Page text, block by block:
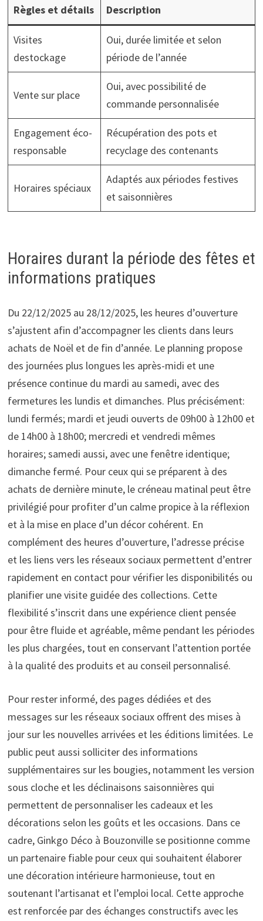
Règles et détails Description
Visites
destockage
Oui, durée limitée et selon
période de l’année
Vente sur place
Oui, avec possibilité de
commande personnalisée
Engagement éco-
responsable
Récupération des pots et
recyclage des contenants
Horaires spéciaux
Adap­tés aux périodes festives
et saisonnières
Horaires durant la période des fêtes et
informations pratiques
Du 22/12/2025 au 28/12/2025, les heures d’ouverture
s’ajustent afin d’accompagner les clients dans leurs
achats de Noël et de fin d’année. Le planning propose
des journées plus longues les après-midi et une
présence continue du mardi au samedi, avec des
fermetures les lundis et dimanches. Plus précisément:
lundi fermés; mardi et jeudi ouverts de 09h00 à 12h00 et
de 14h00 à 18h00; mercredi et vendredi mêmes
horaires; samedi aussi, avec une fenêtre identique;
dimanche fermé. Pour ceux qui se préparent à des
achats de dernière minute, le créneau matinal peut être
privilégié pour profiter d’un calme propice à la réflexion
et à la mise en place d’un décor cohérent. En
complément des heures d’ouverture, l’adresse précise
et les liens vers les réseaux sociaux permettent d’entrer
rapidement en contact pour vérifier les disponibilités ou
planifier une visite guidée des collections. Cette
flexibilité s’inscrit dans une expérience client pensée
pour être fluide et agréable, même pendant les périodes
les plus chargées, tout en conservant l’attention portée
à la qualité des produits et au conseil personnalisé.
Pour rester informé, des pages dédiées et des
messages sur les réseaux sociaux offrent des mises à
jour sur les nouvelles arrivées et les éditions limitées. Le
public peut aussi solliciter des informations
supplémentaires sur les bougies, notamment les version
sous cloche et les déclinaisons saisonnières qui
permettent de personnaliser les cadeaux et les
décorations selon les goûts et les occasions. Dans ce
cadre, Ginkgo Déco à Bouzonville se positionne comme
un partenaire fiable pour ceux qui souhaitent élaborer
une décoration intérieure harmonieuse, tout en
soutenant l’artisanat et l’emploi local. Cette approche
est renforcée par des échanges constructifs avec les